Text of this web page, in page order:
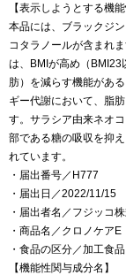
【表示しようとする機能
本品には、ブラックジ
コタラノールが含まれ
は、BMIが高め（
肪）を減らす機能があ
ギー代謝において、脂
す。サラシア由来ネオ
部である糖の吸収を抑
れています。
・届出番号／H777
・届出日／2022/11/15
・届出者名／フジッコ
・商品名／クロノケアE
・食品の区分／加工食
【機能性関与成分名】